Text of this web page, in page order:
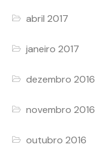
abril 2017
janeiro 2017
dezembro 2016
novembro 2016
outubro 2016